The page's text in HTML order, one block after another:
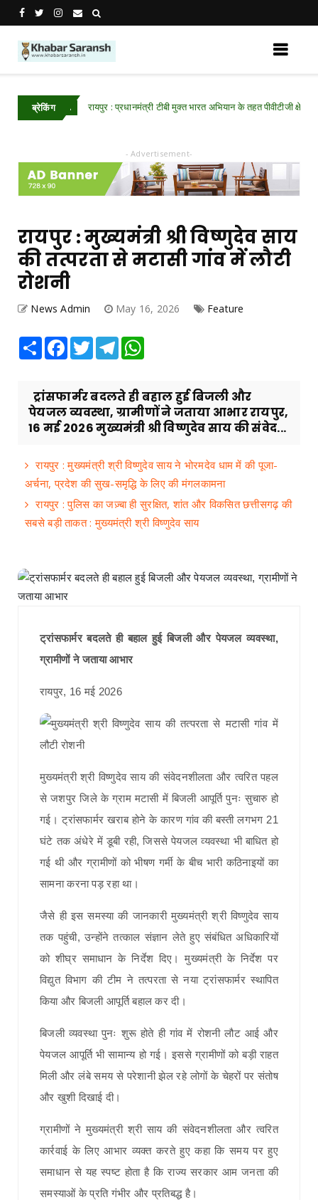
ब्रेकिंग रायपुर : प्रधानमंत्री टीबी मुक्त भारत अभियान के तहत पीवीटीजी क्षेत्रों में
- Advertisement-
रायपुर : मुख्यमंत्री श्री विष्णुदेव साय
की तत्परता से मटासी गांव में लौटी
रोशनी
News Admin May 16, 2026 Feature
Share Facebook
TwitterTelegram
ट्रांसफार्मर बदलते ही बहाल हुई बिजली और
पेयजल व्यवस्था, ग्रामीणों ने जताया आभार रायपुर,
16 मई 2026 मुख्यमंत्री श्री विष्णुदेव साय की संवेद...
रायपुर : मुख्यमंत्री श्री विष्णुदेव साय ने भोरमदेव धाम में की पूजा-
अर्चना, प्रदेश की सुख-समृद्धि के लिए की मंगलकामना
रायपुर : पुलिस का जज़्बा ही सुरक्षित, शांत और विकसित छत्तीसगढ़ की
सबसे बड़ी ताकत : मुख्यमंत्री श्री विष्णुदेव साय
ट्रांसफार्मर बदलते ही बहाल हुई बिजली और पेयजल व्यवस्था,
ग्रामीणों ने जताया आभार
रायपुर, 16 मई 2026
मुख्यमंत्री श्री विष्णुदेव साय की संवेदनशीलता और त्वरित पहल
से जशपुर जिले के ग्राम मटासी में बिजली आपूर्ति पुनः सुचारु हो
गई। ट्रांसफार्मर खराब होने के कारण गांव की बस्ती लगभग 21
घंटे तक अंधेरे में डूबी रही, जिससे पेयजल व्यवस्था भी बाधित हो
गई थी और ग्रामीणों को भीषण गर्मी के बीच भारी कठिनाइयों का
सामना करना पड़ रहा था।
जैसे ही इस समस्या की जानकारी मुख्यमंत्री श्री विष्णुदेव साय
तक पहुंची, उन्होंने तत्काल संज्ञान लेते हुए संबंधित अधिकारियों
को शीघ्र समाधान के निर्देश दिए। मुख्यमंत्री के निर्देश पर
विद्युत विभाग की टीम ने तत्परता से नया ट्रांसफार्मर स्थापित
किया और बिजली आपूर्ति बहाल कर दी।
बिजली व्यवस्था पुनः शुरू होते ही गांव में रोशनी लौट आई और
पेयजल आपूर्ति भी सामान्य हो गई। इससे ग्रामीणों को बड़ी राहत
मिली और लंबे समय से परेशानी झेल रहे लोगों के चेहरों पर संतोष
और खुशी दिखाई दी।
ग्रामीणों ने मुख्यमंत्री श्री साय की संवेदनशीलता और त्वरित
कार्रवाई के लिए आभार व्यक्त करते हुए कहा कि समय पर हुए
समाधान से यह स्पष्ट होता है कि राज्य सरकार आम जनता की
समस्याओं के प्रति गंभीर और प्रतिबद्ध है।